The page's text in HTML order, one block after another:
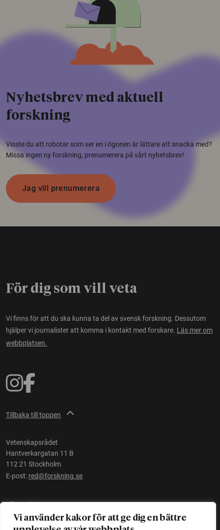
Vi använder kakor för att ge dig en bättre
Nyhetsbrev med aktuell
forskning
Visste du att robotar som ser en i ögonen är lättare att snacka med?
Missa ingen ny forskning, prenumerera på vårt nyhetsbrev!
Jag vill prenumerera
För dig som vill veta
Vi finns för att du ska kunna ta del av svensk forskning. Dessutom
hjälper vi journalister att komma i kontakt med forskare. Läs mer om
webbplatsen.
Tillbaka till toppen
Vetenskapsrådet
Hantverkargatan 11 B
112 21 Stockholm
E-post: red@forskning.se
Tillgänglighet